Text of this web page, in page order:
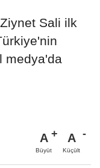
Ziynet Sali ilk
medya'da
A
Büyüt
A
Küçült